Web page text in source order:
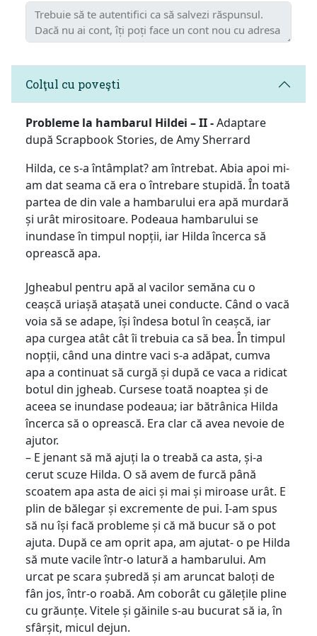
Colţul cu poveşti
Probleme la hambarul Hildei – II -Adaptare
după Scrapbook Stories, de Amy Sherrard
Hilda, ce s-a întâmplat? am întrebat. Abia apoi mi-
am dat seama că era o întrebare stupidă. În toată
partea de din vale a hambarului era apă murdară
și urât mirositoare. Podeaua hambarului se
inundase în timpul nopții, iar Hilda încerca să
oprească apa.
Jgheabul pentru apă al vacilor semăna cu o
ceașcă uriașă atașată unei conducte. Când o vacă
voia să se adape, își îndesa botul în ceașcă, iar
apa curgea atât cât îi trebuia ca să bea. În timpul
nopții, când una dintre vaci s-a adăpat, cumva
apa a continuat să curgă și după ce vaca a ridicat
botul din jgheab. Cursese toată noaptea și de
aceea se inundase podeaua; iar bătrânica Hilda
încerca să o oprească. Era clar că avea nevoie de
ajutor.
– E jenant să mă ajuți la o treabă ca asta, și-a
cerut scuze Hilda. O să avem de furcă până
scoatem apa asta de aici și mai și miroase urât. E
plin de bălegar și excremente de pui. I-am spus
să nu își facă probleme și că mă bucur să o pot
ajuta. După ce am oprit apa, am ajutat- o pe Hilda
să mute vacile într-o latură a hambarului. Am
urcat pe scara șubredă și am aruncat baloți de
fân jos, într-o roabă. Am coborât cu gălețile pline
cu grăunțe. Vitele și găinile s-au bucurat să ia, în
sfârșit, micul dejun.